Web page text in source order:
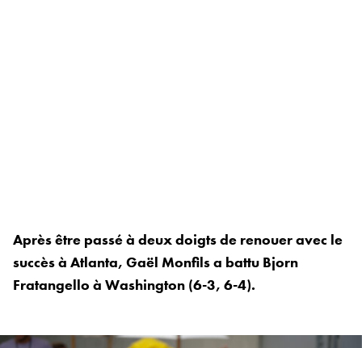
Après être passé à deux doigts de renouer avec le
succès à Atlanta, Gaël Monfils a battu Bjorn
Fratangello à Washington (6-3, 6-4).